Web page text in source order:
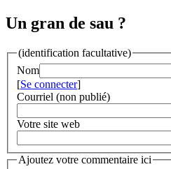
Un gran de sau ?
(identification facultative)
Nom
[Se connecter]
Courriel (non publié)
Votre site web
Ajoutez votre commentaire ici